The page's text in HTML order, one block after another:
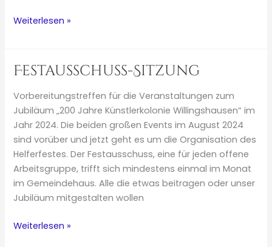
Unser
das
Jubiläumsjahr
2024
Weiterlesen »
Festausschuss-Sitzung
Vorbereitungstreffen für die Veranstaltungen zum
Jubiläum „200 Jahre Künstlerkolonie Willingshausen“ im
Jahr 2024. Die beiden großen Events im August 2024
sind vorüber und jetzt geht es um die Organisation des
Helferfestes. Der Festausschuss, eine für jeden offene
Arbeitsgruppe, trifft sich mindestens einmal im Monat
im Gemeindehaus. Alle die etwas beitragen oder unser
Jubiläum mitgestalten wollen
Festausschuss-
Weiterlesen »